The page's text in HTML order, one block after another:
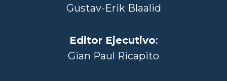
Gustav-Erik Blaalid
Editor Ejecutivo:
Gian Paul Ricapito